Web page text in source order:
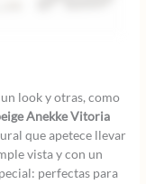
look y otras, como
Anekke Vitoria
que apetece llevar
vista y con un
perfectas para